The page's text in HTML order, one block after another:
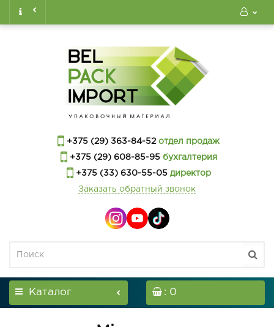
+375 (29) 363-84-52 отдел продаж
+375 (29) 608-85-95бухгалтерия
+375 (33) 630-55-05директор
Заказать обратный звонок
Каталог : 0